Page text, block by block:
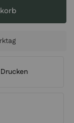
Drucken